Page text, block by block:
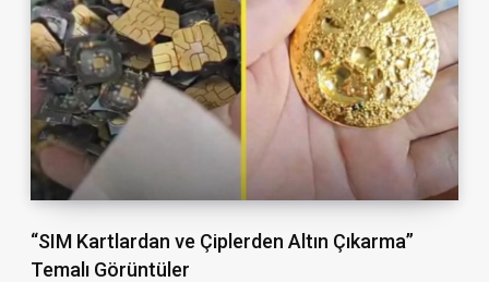
“SIM Kartlardan ve Çiplerden Altın Çıkarma”
Temalı Görüntüler